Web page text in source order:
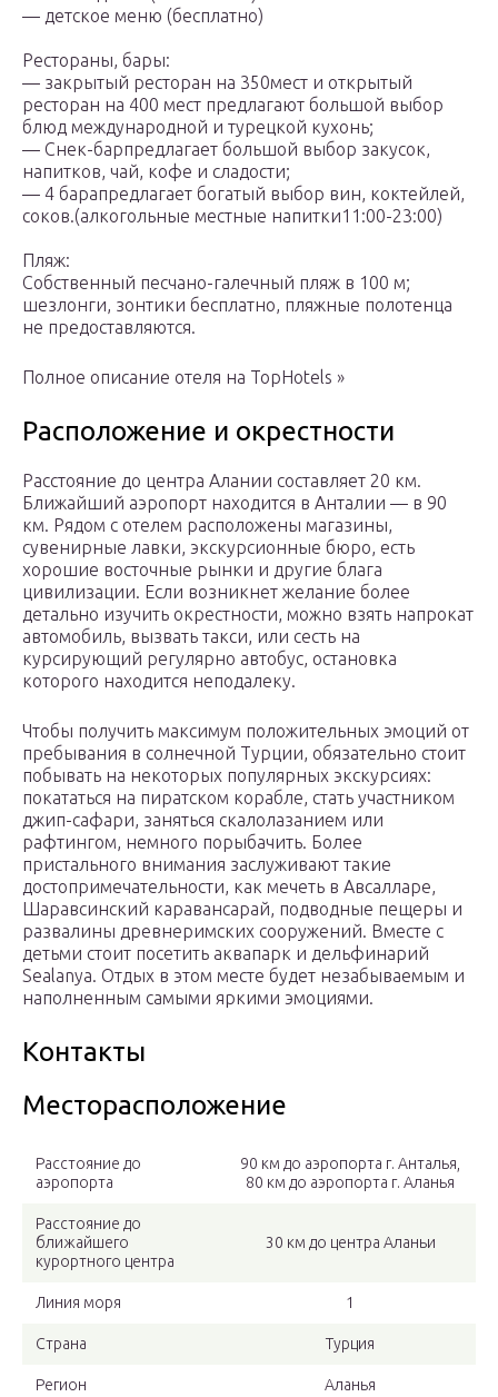
— детское меню (бесплатно)
Рестораны, бары:
— закрытый ресторан на 350мест и открытый
ресторан на 400 мест предлагают большой выбор
блюд международной и турецкой кухонь;
— Снек-барпредлагает большой выбор закусок,
напитков, чай, кофе и сладости;
— 4 барапредлагает богатый выбор вин, коктейлей,
соков.(алкогольные местные напитки11:00-23:00)
Пляж:
Собственный песчано-галечный пляж в 100 м;
шезлонги, зонтики бесплатно, пляжные полотенца
не предоставляются.
Полное описание отеля на TopHotels »
Расположение и окрестности
Расстояние до центра Алании составляет 20 км.
Ближайший аэропорт находится в Анталии — в 90
км. Рядом с отелем расположены магазины,
сувенирные лавки, экскурсионные бюро, есть
хорошие восточные рынки и другие блага
цивилизации. Если возникнет желание более
детально изучить окрестности, можно взять напрокат
автомобиль, вызвать такси, или сесть на
курсирующий регулярно автобус, остановка
которого находится неподалеку.
Чтобы получить максимум положительных эмоций от
пребывания в солнечной Турции, обязательно стоит
побывать на некоторых популярных экскурсиях:
покататься на пиратском корабле, стать участником
джип-сафари, заняться скалолазанием или
рафтингом, немного порыбачить. Более
пристального внимания заслуживают такие
достопримечательности, как мечеть в Авсалларе,
Шаравсинский каравансарай, подводные пещеры и
развалины древнеримских сооружений. Вместе с
детьми стоит посетить аквапарк и дельфинарий
Sealanya. Отдых в этом месте будет незабываемым и
наполненным самыми яркими эмоциями.
Контакты
Месторасположение
Расстояние до
аэропорта
90 км до аэропорта г. Анталья,
80 км до аэропорта г. Аланья
Расстояние до
ближайшего
курортного центра
30 км до центра Аланьи
Линия моря 1
Страна Турция
Регион Аланья